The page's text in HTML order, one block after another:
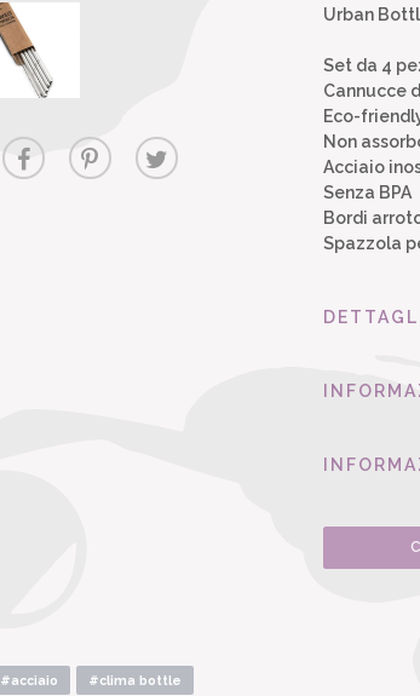
Urban
Set da 4
Cannucce
Eco-
Non
Acciaio
Senza BPA
Bordi
Spazzola
#acciaio #clima bottle